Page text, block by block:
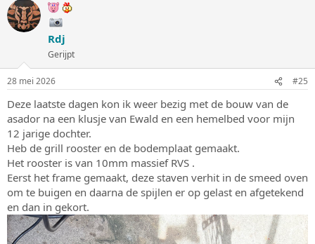
r
d
e
e
:
Rdj
Gerijpt
28 mei 2026 #25
Deze laatste dagen kon ik weer bezig met de bouw van de
asador na een klusje van Ewald en een hemelbed voor mijn
12 jarige dochter.
Heb de grill rooster en de bodemplaat gemaakt.
Het rooster is van 10mm massief RVS .
Eerst het frame gemaakt, deze staven verhit in de smeed oven
om te buigen en daarna de spijlen er op gelast en afgetekend
en dan in gekort.